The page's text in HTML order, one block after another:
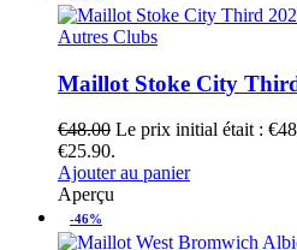
Autres Clubs
Maillot Stoke City
€48.00 Le prix initial était :
€25.90.
Ajouter au panier
Aperçu
-46%